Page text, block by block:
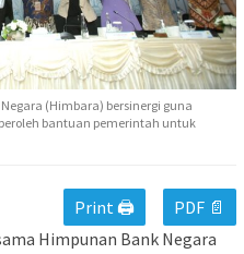
(Himbara) bersinergi guna
bantuan pemerintah untuk
Print 🖨
PDF 📄
Himpunan Bank Negara